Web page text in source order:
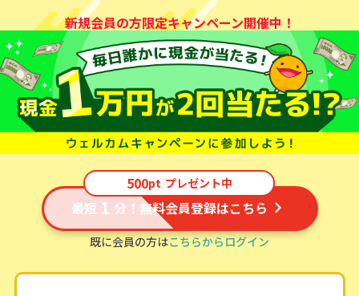
新規会員の方限定キャンペーン開催中！
500pt プレゼント中
最短 1 分！無料会員登録はこちら
既に会員の方はこちらからログイン